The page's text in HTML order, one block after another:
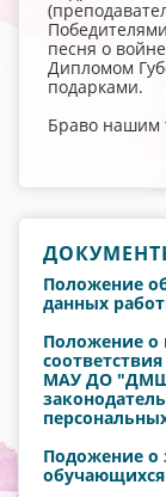
песня о
Дипломом
подарками.
Браво нашим
Положение
данных
Положение о
МАУ ДО "ДМШ
Подожение о